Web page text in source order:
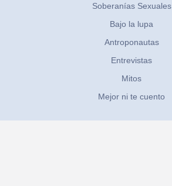
Soberanías Sexuales
Bajo la lupa
Antroponautas
Entrevistas
Mitos
Mejor ni te cuento